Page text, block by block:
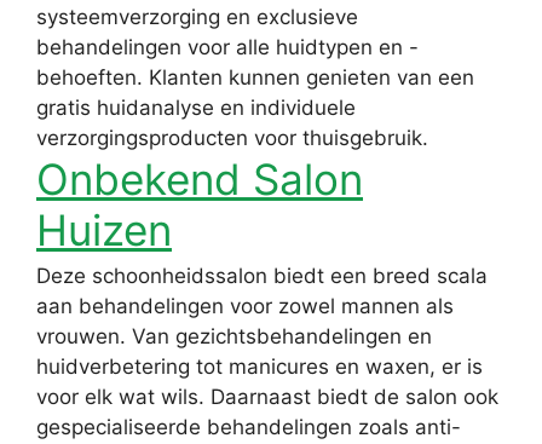
systeemverzorging en exclusieve
behandelingen voor alle huidtypen en -
behoeften. Klanten kunnen genieten van een
gratis huidanalyse en individuele
verzorgingsproducten voor thuisgebruik.
Onbekend Salon
Huizen
Deze schoonheidssalon biedt een breed scala
aan behandelingen voor zowel mannen als
vrouwen. Van gezichtsbehandelingen en
huidverbetering tot manicures en waxen, er is
voor elk wat wils. Daarnaast biedt de salon ook
gespecialiseerde behandelingen zoals anti-